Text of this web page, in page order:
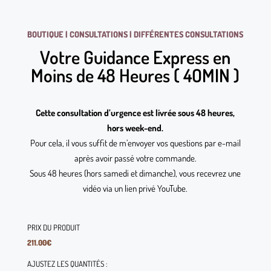
BOUTIQUE | CONSULTATIONS | DIFFÉRENTES CONSULTATIONS
Votre Guidance Express en
Moins de 48 Heures ( 4OMIN )
Cette consultation d’urgence est livrée sous 48 heures,
hors week-end.
Pour cela, il vous suffit de m’envoyer vos questions par e-mail
après avoir passé votre commande.
Sous 48 heures (hors samedi et dimanche), vous recevrez une
vidéo via un lien privé YouTube.
PRIX DU PRODUIT
211.00€
AJUSTEZ LES QUANTITÉS :